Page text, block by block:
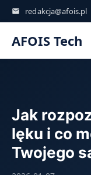
redakcja@afois.pl
AFOIS Tech
Jak
lęku i co
Twojego